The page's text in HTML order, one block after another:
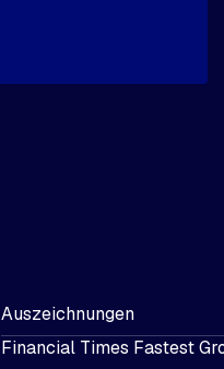
Auszeichnungen
Financial Times Fastest